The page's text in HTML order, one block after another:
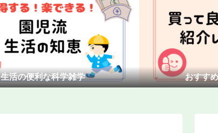
生活の便利な科学雑学 おすす